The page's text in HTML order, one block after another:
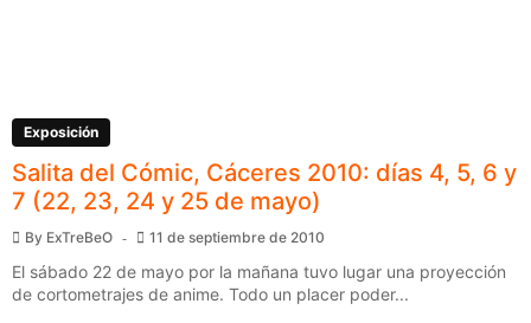
Exposición
Salita del Cómic, Cáceres 2010: días 4, 5, 6 y
7 (22, 23, 24 y 25 de mayo)
By ExTreBeO 11 de septiembre de 2010
El sábado 22 de mayo por la mañana tuvo lugar una proyección
de cortometrajes de anime. Todo un placer poder...